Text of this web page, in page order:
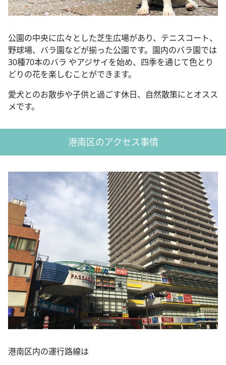
公園の中央に広々とした芝生広場があり、テニスコート、
野球場、バラ園などが揃った公園です。園内のバラ園では
30種70本のバラ やアジサイを始め、四季を通じて色とり
どりの花を楽しむことができます。
愛犬とのお散歩や子供と過ごす休日、自然散策にとオスス
メです。
港南区のアクセス事情
港南区内の運行路線は